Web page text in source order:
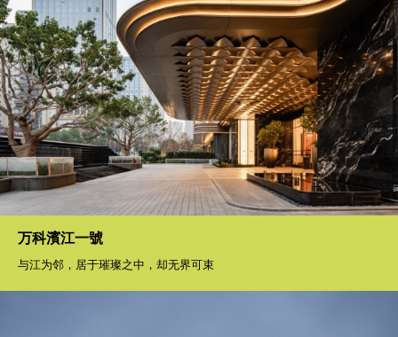
万科濱江一號
与江为邻，居于璀璨之中，却无界可束